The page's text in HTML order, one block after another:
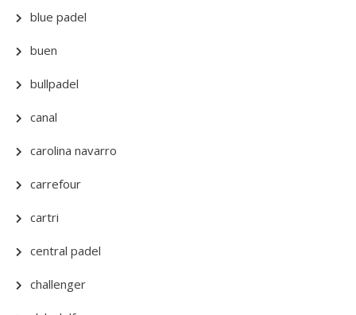
blue padel
buen
bullpadel
canal
carolina navarro
carrefour
cartri
central padel
challenger